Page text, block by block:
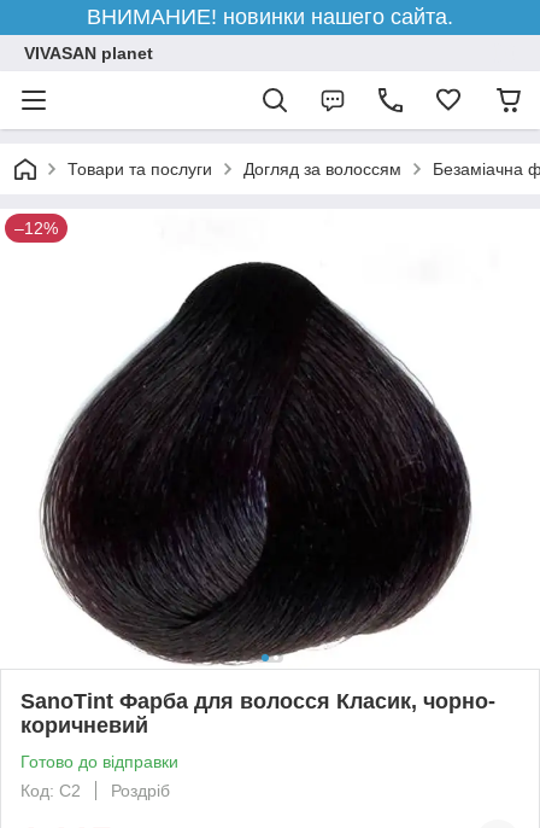
ВНИМАНИЕ! новинки нашего сайта.
VIVASAN planet
Товари та послуги Догляд за волоссям Безаміачна
–12%
SanoTint Фарба для волосся Класик, чорно-
коричневий
Готово до відправки
Код: С2
Роздріб